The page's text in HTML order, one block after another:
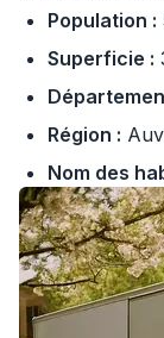
Population :
Superficie :
Région :
Nom des